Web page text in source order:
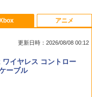
ン配布中】【365日完
Switch2 保護フィル
フィルム スイッチ2
ムライ 液晶保護フィ
バーズ TP01
グ FPS EVOgames 日
セット PS5 PS4 Switc
ントローラー用 エイム
ング
rayライブラリーズ 機
襲のシャア【Blu-ra
イダース|オンライン
タル・エディション
Language: Japan
更新日時：2026/08/08 00:12
ワイヤレス コントロー
ーブル
アニメ